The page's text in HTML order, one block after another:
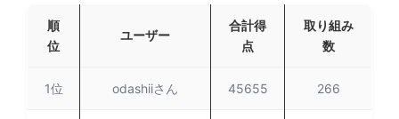
順
位
ユーザー
合計得
点
取り組み
数
1位 odashiiさん 45655 266